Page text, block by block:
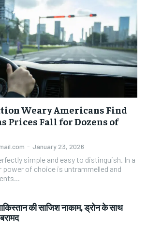
Weary Americans Find
Prices Fall for Dozens of
- January 23, 2026
simple and easy to distinguish. In a
power of choice is untrammelled and
की साजिश नाकाम, ड्रोन के साथ